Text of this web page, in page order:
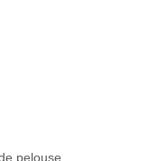
pelouse